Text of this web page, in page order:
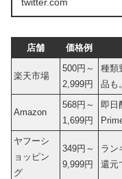
twitter.com
店舗 価格例
楽天市場
500円～
2,999円
種類
品も
Amazon
568円～
1,699円
即日
ヤフーシ
ョッピン
グ
349円～
9,999円
ラン
還元